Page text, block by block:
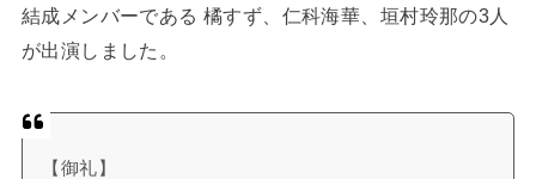
結成メンバーである 橘すず、仁科海華、垣村玲那の3人
が出演しました。
【御礼】